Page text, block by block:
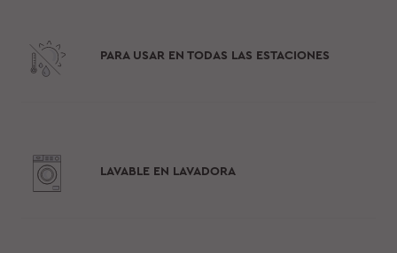
PARA USAR EN TODAS LAS ESTACIONES
LAVABLE EN LAVADORA